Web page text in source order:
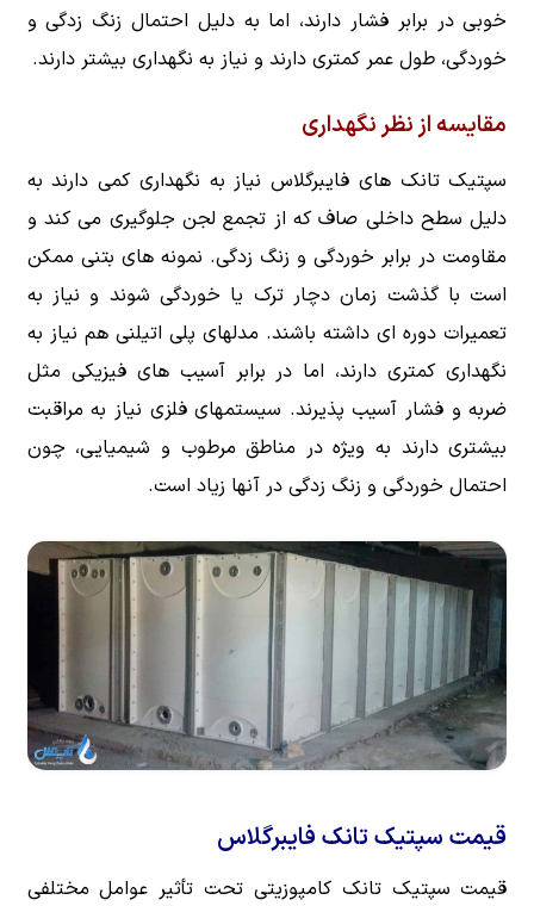
خوبی در برابر فشار دارند، اما به دلیل احتمال زنگ زدگی و
خوردگی، طول عمر کمتری دارند و نیاز به نگهداری بیشتر دارند.
مقایسه از نظر نگهداری
سپتیک تانک های فایبرگلاس نیاز به نگهداری کمی دارند به
دلیل سطح داخلی صاف که از تجمع لجن جلوگیری می کند و
مقاومت در برابر خوردگی و زنگ زدگی. نمونه های بتنی ممکن
است با گذشت زمان دچار ترک یا خوردگی شوند و نیاز به
تعمیرات دوره ای داشته باشند. مدلهای پلی اتیلنی هم نیاز به
نگهداری کمتری دارند، اما در برابر آسیب های فیزیکی مثل
ضربه و فشار آسیب پذیرند. سیستمهای فلزی نیاز به مراقبت
بیشتری دارند به ویژه در مناطق مرطوب و شیمیایی، چون
احتمال خوردگی و زنگ زدگی در آنها زیاد است.
قیمت سپتیک تانک فایبرگلاس
قیمت سپتیک تانک کامپوزیتی تحت تأثیر عوامل مختلفی